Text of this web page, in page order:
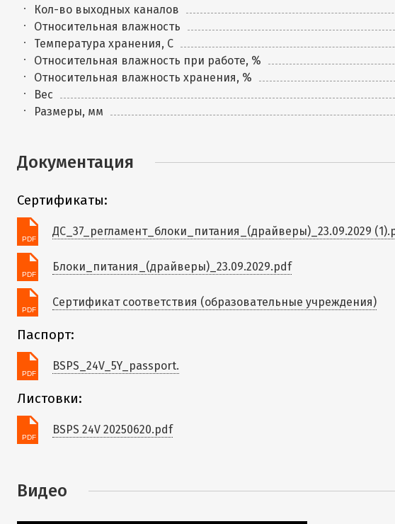
Кол-во выходных каналов
Относительная влажность
Температура хранения, C
Относительная влажность при работе, %
Относительная влажность хранения, %
Вес
Размеры, мм
Документация
Сертификаты:
ДС_37_регламент_блоки_питания_(драйверы)_23.09.2029
Блоки_питания_(драйверы)_23.09.2029.pdf
Сертификат соответствия (образовательные учреждения)
Паспорт:
BSPS_24V_5Y_passport.
Листовки:
BSPS 24V 20250620.pdf
Видео